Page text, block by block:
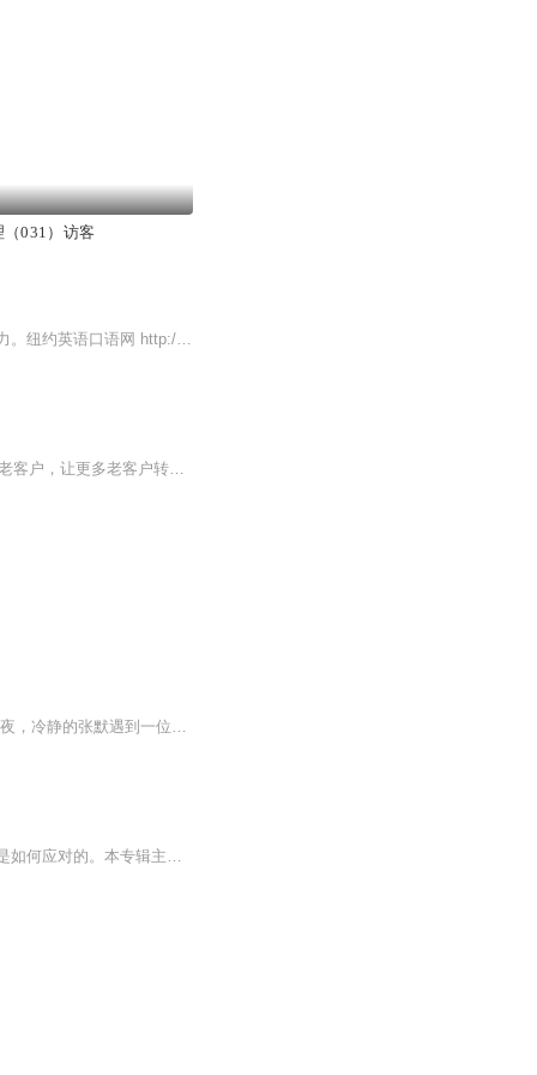
031）访客
集探险、打斗、幽默于一体的儿童奇幻冒险故事，情节跌宕起伏，刺激孩子无穷无尽的想象力。纽约英语口语网 http://www.ny-yy.com/m/ 的内容是美国人编写的口语句子，以每天能用上的日常用语短句为主。提倡将句子背下来，然后用替换词替换某些内容。这样就能产生许多句子。你记住的句子越多就越能充分地表达自己的意思。如果说话的时候现组装句子，就不能用英语思考。精力都在语法和词序上，所以不能准确表达自己的意思，说出的话是按照汉语组织的句子，美国人听不懂。另外，口语中...
阿里巴巴1688诚信通旺铺如何留住访客，让更多的访客转化为意向客户，让更多客户转化为老客户，让更多老客户转化成为终身客户的方法。包括阿里巴巴1688店铺详情设置，诚信通旺铺如何做自媒体，1688旺铺快速精致的装修，如何做爆款，如何让我们产品排第一页，搜索中，让客户关注我们产品的窍门，低利润同质化产品如何脱颖而出，1688诚信通数字营销营效宝赚钱的方法，如何让非标产品脱颖而出，旺铺里的引流产品与拳头产品等等。原创干货分享。
这世间种种不可言明的诡异往往暗藏在不为人留意的细节里，也许你我身边就在发生。 雷雨夜，冷静的张默遇到一位受了惊吓的女孩，由此牵扯出一个个让人后背寒凉的故事，恐怖与冒险不断上演，惊惧与欢乐融合。 嘘，我有件事要告诉你……纵横中文网人气作品！ ...
本专辑并非介绍葡萄牙、西班牙的历史，而是两个帝国对亚洲进行殖民入侵后，亚洲各强国是如何应对的。本专辑主要介绍奥斯曼、明朝、印度、波斯四大国，以及东南亚各国的应对方式。他们的上述作为，又会让今天的人得到哪些启示呢？本专辑每周五下午六点更新每月更新五集以上，四集之外放在第二周周三下午六点。作者简介“坐古谈今”的音频文本创作、音频主播皆为李连利。作为一名作者，因为其自幼喜欢评书艺术，便将自己的作品进行音频化处理。本人已经出版《白银帝国：翻翻明朝的老账》《晚清第一帅：左宗棠评传》《玩死的帝国：唐伯虎与大明娱乐业》等图书，同时经营多个自媒体账号：坐古谈今。专辑内的音频皆为本人原创作品。希望听众朋友们给予指点、指教。非常感谢。